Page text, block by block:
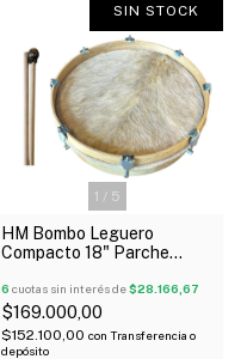
1 / 5
SIN STOCK
HM Bombo Leguero
Compacto 18" Parche
6 cuotas sin interés de$28.166,67
$169.000,00
$152.100,00 con Transferencia o
depósito